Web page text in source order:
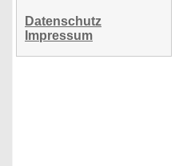
Datenschutz
Impressum